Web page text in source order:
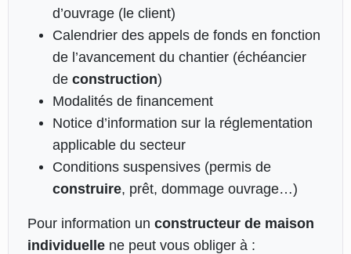
d’ouvrage (le client)
Calendrier des appels de fonds en fonction
de l’avancement du chantier (échéancier
de construction)
Modalités de financement
Notice d’information sur la réglementation
applicable du secteur
Conditions suspensives (permis de
construire, prêt, dommage ouvrage…)
Pour information un constructeur de maison
individuellene peut vous obliger à :